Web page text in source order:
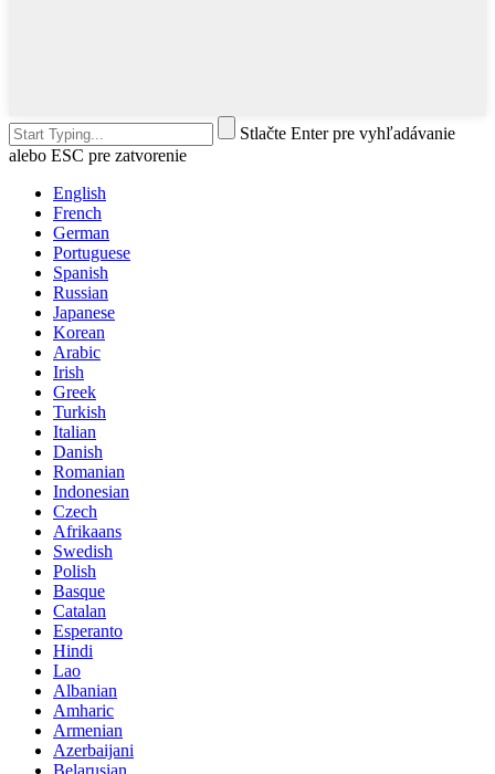
Stlačte Enter pre vyhľadávanie
alebo ESC pre zatvorenie
English
French
German
Portuguese
Spanish
Russian
Japanese
Korean
Arabic
Irish
Greek
Turkish
Italian
Danish
Romanian
Indonesian
Czech
Afrikaans
Swedish
Polish
Basque
Catalan
Esperanto
Hindi
Lao
Albanian
Amharic
Armenian
Azerbaijani
Belarusian